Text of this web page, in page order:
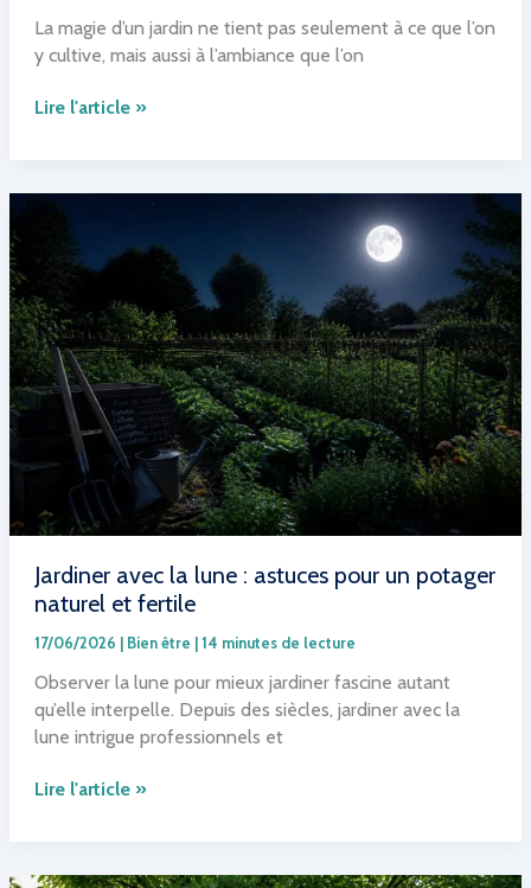
La magie d’un jardin ne tient pas seulement à ce que l’on
y cultive, mais aussi à l’ambiance que l’on
Chevrefeuille :
jardin
avec
plante
parfumée
Lire l'article »
Jardiner avec la lune : astuces pour un potager
naturel et fertile
17/06/2026 | Bien être |14 minutes de lecture
Observer la lune pour mieux jardiner fascine autant
qu’elle interpelle. Depuis des siècles, jardiner avec la
lune intrigue professionnels et
Jardiner
lune
Lire l'article »